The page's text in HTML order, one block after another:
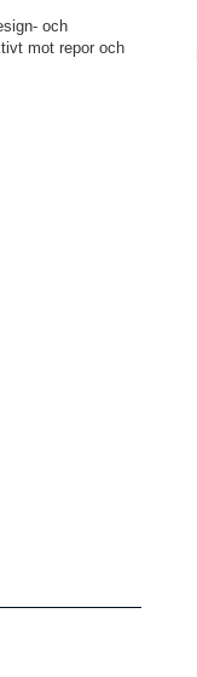
och
mot repor och